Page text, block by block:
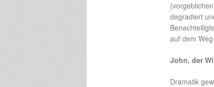
degradiert
auf dem
John, der
Dramatik